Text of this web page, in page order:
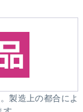
製造上の都合によ